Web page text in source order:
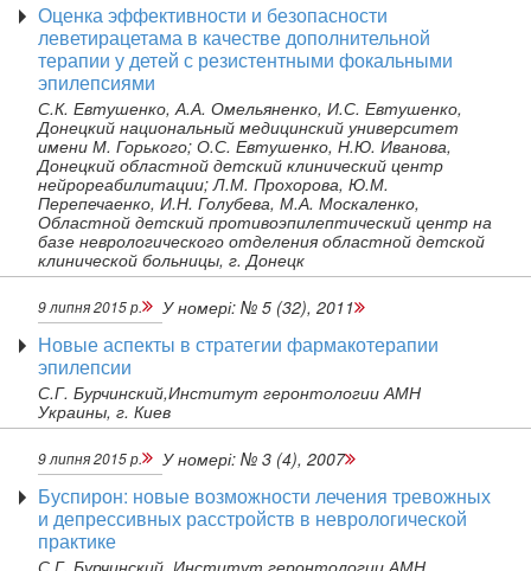
Оценка эффективности и безопасности
леветирацетама в качестве дополнительной
терапии у детей с резистентными фокальными
эпилепсиями
С.К. Евтушенко, А.А. Омельяненко, И.С. Евтушенко,
Донецкий национальный медицинский университет
имени М. Горького; О.С. Евтушенко, Н.Ю. Иванова,
Донецкий областной детский клинический центр
нейрореабилитации; Л.М. Прохорова, Ю.М.
Перепечаенко, И.Н. Голубева, М.А. Москаленко,
Областной детский противоэпилептический центр на
базе неврологического отделения областной детской
клинической больницы, г. Донецк
9 липня 2015 р. У номері: № 5 (32), 2011
Новые аспекты в стратегии фармакотерапии
эпилепсии
С.Г. Бурчинский,Институт геронтологии АМН
Украины, г. Киев
9 липня 2015 р. У номері: № 3 (4), 2007
Буспирон: новые возможности лечения тревожных
и депрессивных расстройств в неврологической
практике